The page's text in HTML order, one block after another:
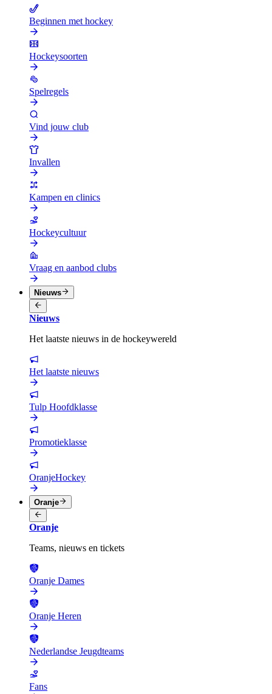
Beginnen met hockey
Hockeysoorten
Spelregels
Vind jouw club
Invallen
Kampen en clinics
Hockeycultuur
Vraag en aanbod clubs
Nieuws
Nieuws
Het laatste nieuws in de hockeywereld
Het laatste nieuws
Tulp Hoofdklasse
Promotieklasse
OranjeHockey
Oranje
Oranje
Teams, nieuws en tickets
Oranje Dames
Oranje Heren
Nederlandse Jeugdteams
Fans